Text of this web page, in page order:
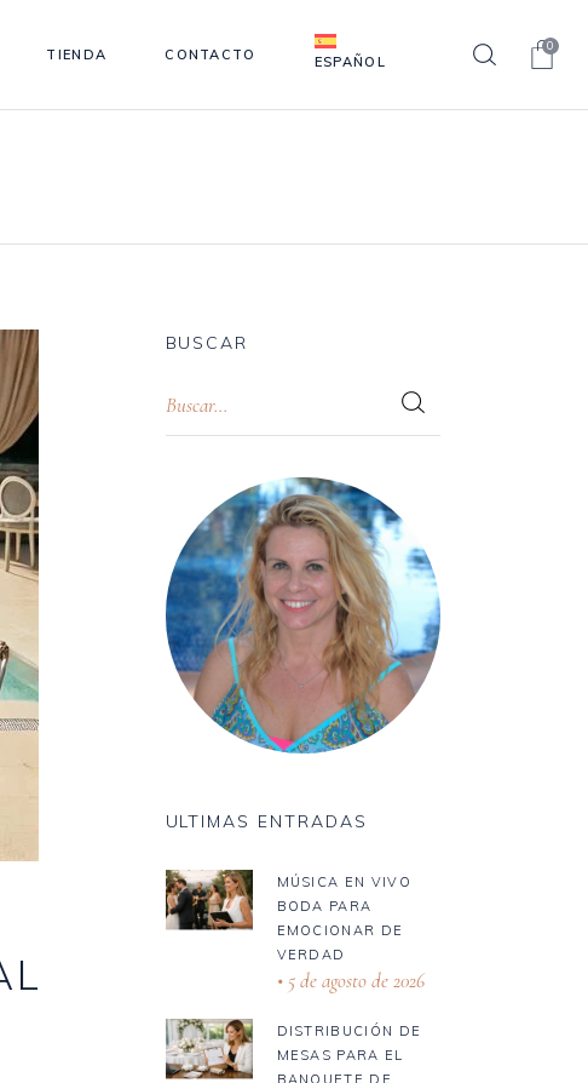
TIENDA CONTACTO ESPAÑOL
0
BUSCAR
ULTIMAS ENTRADAS
MÚSICA EN VIVO
BODA PARA
EMOCIONAR DE
VERDAD
5 de agosto de 2026
DISTRIBUCIÓN DE
MESAS PARA EL
BANQUETE DE